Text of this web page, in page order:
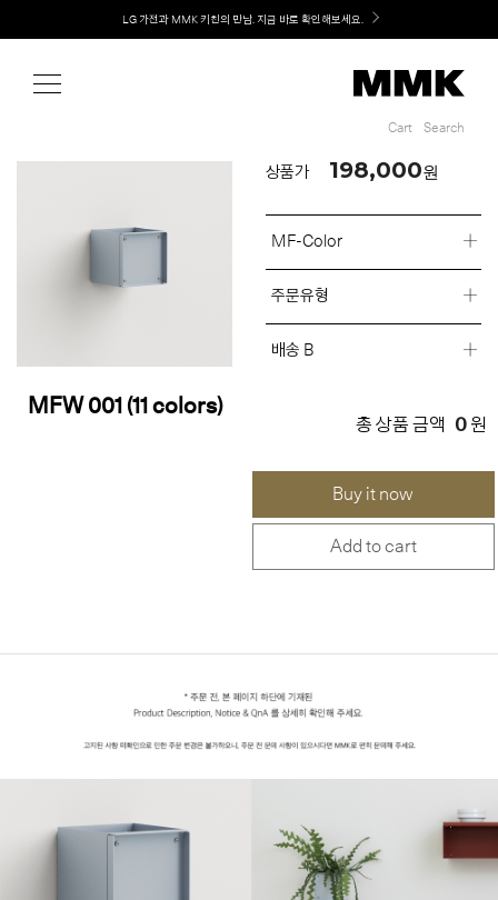
LG 가전과 MMK 키친의 만남. 지금 바로 확인해보세요.
Cart Search
MFW 001 (11 colors)
상품가 198,000원
MF-Color
주문유형
배송 B
총 상품 금액 0 원
Buy it now
Add to cart